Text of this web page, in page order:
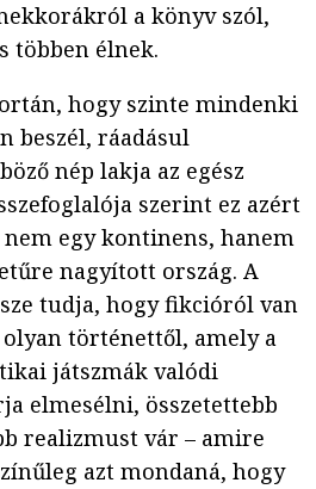
a könyv szól,
többen élnek.
hogy szinte mindenki
beszél, ráadásul
nép lakja az egész
szerint ez azért
egy kontinens, hanem
nagyított ország. A
tudja, hogy fikcióról van
olyan történettől, amely a
játszmák valódi
elmesélni, összetettebb
realizmust vár – amire
azt mondaná, hogy